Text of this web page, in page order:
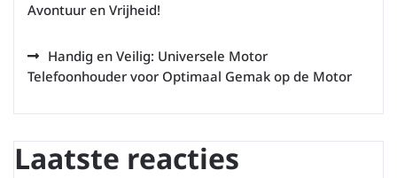
Avontuur en Vrijheid!
Handig en Veilig: Universele Motor
Telefoonhouder voor Optimaal Gemak op de Motor
Laatste reacties